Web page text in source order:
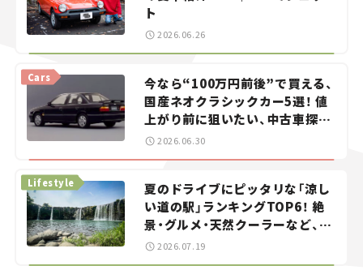
ト
2026.06.26
今なら“100万円前後”で買える、
国産ネオクラシックカー5選！ 値
上がり前に狙いたい、中古車探し
をお手伝い――ちょっとイケてるマ
Cars
2026.06.30
夏のドライブにピッタリな「涼し
い道の駅」ランキングTOP6！ 絶
景・グルメ・天然クーラーなど、避
暑におすすめのスポットを紹介
【道の駅マニアの推し駅ガイド】
Lifestyle
2026.07.19